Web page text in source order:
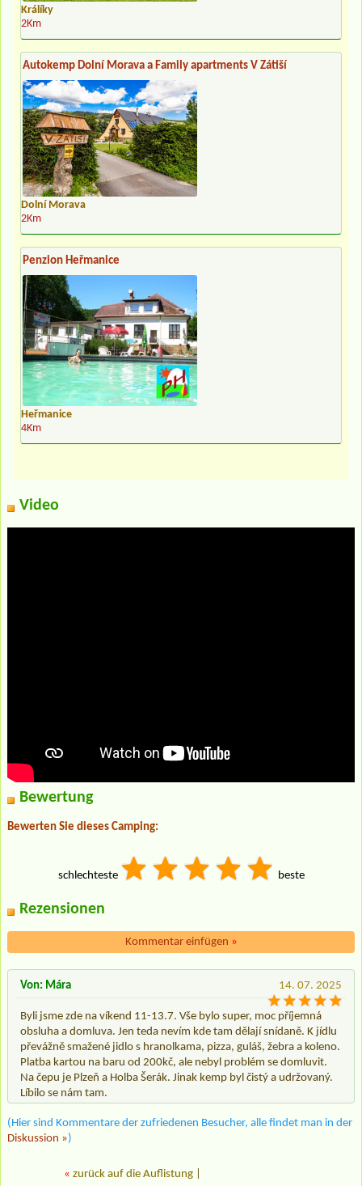
Králíky
2Km
Autokemp Dolní Morava a Family apartments V Zátiší
Dolní Morava
2Km
Penzion Heřmanice
Heřmanice
4Km
Video
Bewertung
Bewerten Sie dieses Camping:
schlechteste beste
Rezensionen
Kommentar einfügen »
14. 07. 2025
Von: Mára
Byli jsme zde na víkend 11-13.7. Vše bylo super, moc příjemná
obsluha a domluva. Jen teda nevím kde tam dělají snídaně. K jídlu
převážně smažené jidlo s hranolkama, pizza, guláš, žebra a koleno.
Platba kartou na baru od 200kč, ale nebyl problém se domluvit.
Na čepu je Plzeň a Holba Šerák. Jinak kemp byl čistý a udržovaný.
Líbilo se nám tam.
(Hier sind Kommentare der zufriedenen Besucher, alle findet man in der
Diskussion »)
« zurück auf die Auflistung